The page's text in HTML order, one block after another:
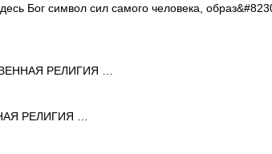
Бог символ сил самого человека,
РЕЛИГИЯ …
РЕЛИГИЯ …